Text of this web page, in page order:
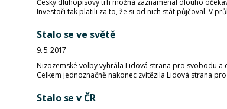
Český dluhopisový trh možná zaznamenal dlouho
Investoři tak platili za to, že si od nich stát půjčoval. V
Stalo se ve světě
9. 5. 2017
Nizozemské volby vyhrála Lidová strana pro svobodu a
Celkem jednoznačně nakonec zvítězila Lidová strana
Stalo se v ČR